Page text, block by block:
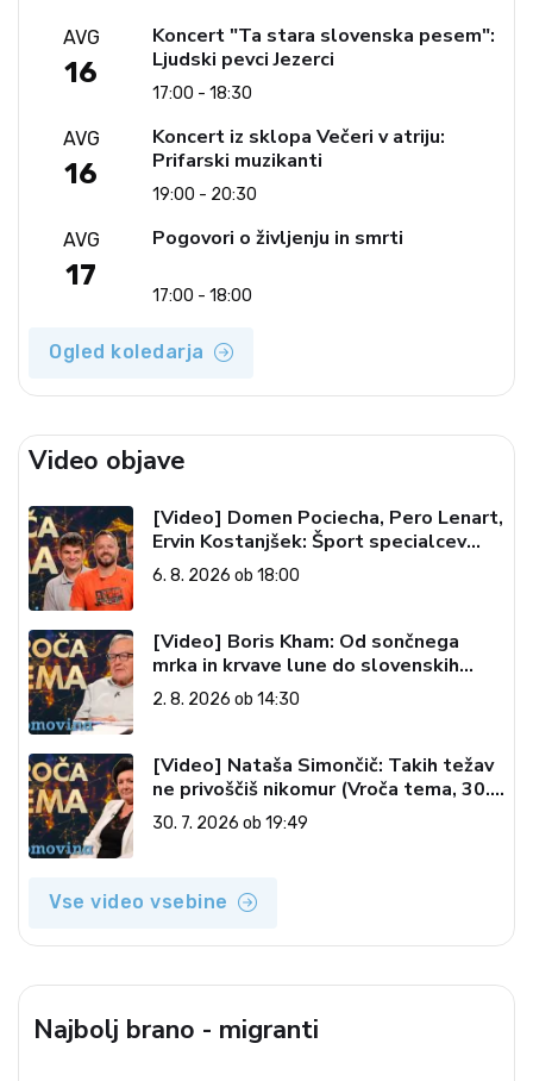
AVG
16
Koncert "Ta stara slovenska pesem":
Ljudski pevci Jezerci
17:00 - 18:30
AVG
16
Koncert iz sklopa Večeri v atriju:
Prifarski muzikanti
19:00 - 20:30
AVG
17
Pogovori o življenju in smrti
17:00 - 18:00
Ogled koledarja
Video objave
[Video] Domen Pociecha, Pero Lenart,
Ervin Kostanjšek: Šport specialcev
(Vroča tema, 6. 8. 2026)
6. 8. 2026 ob 18:00
[Video] Boris Kham: Od sončnega
mrka in krvave lune do slovenskih
pečatov v vesolju (Vroča tema, 2. 8.
2026)
2. 8. 2026 ob 14:30
[Video] Nataša Simončič: Takih težav
ne privoščiš nikomur (Vroča tema, 30.
7. 2026)
30. 7. 2026 ob 19:49
Vse video vsebine
Najbolj brano - migranti